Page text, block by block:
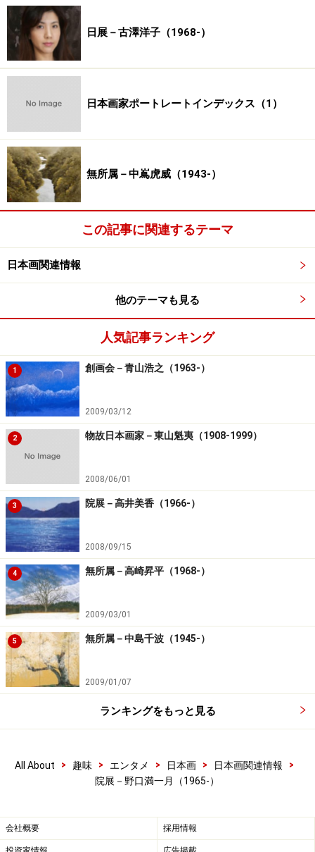
日展－古澤洋子（1968-）
日本画家ポートレートインデックス（1）
無所属－中嶌虎威（1943-）
この記事に関連するテーマ
日本画関連情報
他のテーマも見る
人気記事ランキング
1 創画会－青山浩之（1963-）
2009/03/12
2 物故日本画家－東山魁夷（1908-1999）
2008/06/01
3 院展－高井美香（1966-）
2008/09/15
4 無所属－高崎昇平（1968-）
2009/03/01
5 無所属－中島千波（1945-）
2009/01/07
ランキングをもっと見る
All About > 趣味 > エンタメ > 日本画 > 日本画関連情報
>
院展－野口満一月（1965-）
会社概要 採用情報